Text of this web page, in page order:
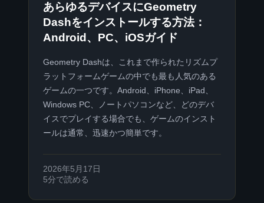
あらゆるデバイスにGeometry
Dashをインストールする方法：
Android、PC、iOSガイド
Geometry Dashは、これまで作られたリズムプ
ラットフォームゲームの中でも最も人気のある
ゲームの一つです。Android、iPhone、iPad、
Windows PC、ノートパソコンなど、どのデバ
イスでプレイする場合でも、ゲームのインスト
ールは通常、迅速かつ簡単です。
2026年5月17日
5分で読める